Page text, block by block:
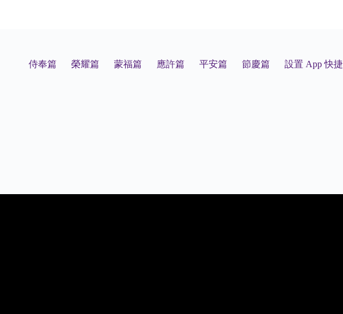
侍奉篇 榮耀篇 蒙福篇 應許篇 平安篇 節慶篇 設置 App 快捷